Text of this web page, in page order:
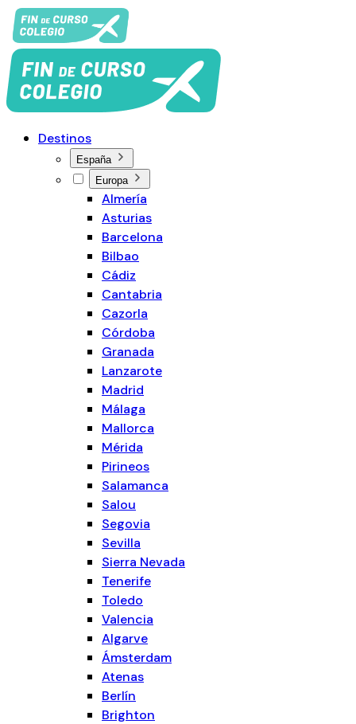
Destinos
España
Europa
Almería
Asturias
Barcelona
Bilbao
Cádiz
Cantabria
Cazorla
Córdoba
Granada
Lanzarote
Madrid
Málaga
Mallorca
Mérida
Pirineos
Salamanca
Salou
Segovia
Sevilla
Sierra Nevada
Tenerife
Toledo
Valencia
Algarve
Ámsterdam
Atenas
Berlín
Brighton